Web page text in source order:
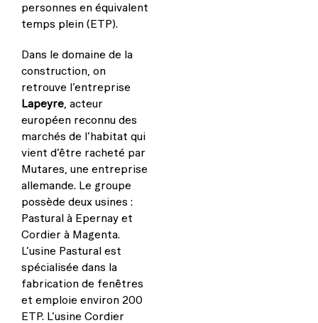
personnes en équivalent
temps plein (ETP).
Dans le domaine de la
construction, on
retrouve l’entreprise
Lapeyre , acteur
européen reconnu des
marchés de l’habitat qui
vient d’être racheté par
Mutares, une entreprise
allemande. Le groupe
possède deux usines :
Pastural à Epernay et
Cordier à Magenta.
L’usine Pastural est
spécialisée dans la
fabrication de fenêtres
et emploie environ 200
ETP. L’usine Cordier